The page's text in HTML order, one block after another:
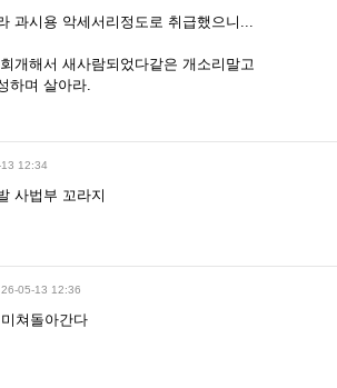
과시용 악세서리정도로 취급했으니...
개해서 새사람되었다같은 개소리말고
하며 살아라.
12:34
사법부 꼬라지
26-05-13 12:36
쳐돌아간다